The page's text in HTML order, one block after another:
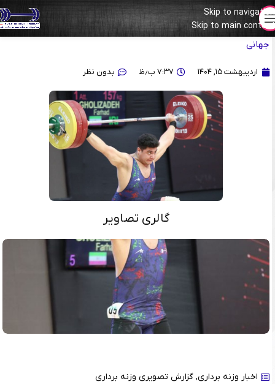
Skip to navigation
Skip to main content
گزارش تصویری از رقابت علیرضا نصیری و فرهاد قلی زاده در مسابقات
جهانی
اردیبهشت ۱۵, ۱۴۰۴ ۷:۳۷ ب٫ظ بدون نظر
گالری تصاویر
اخبار وزنه برداری, گزارش تصویری وزنه برداری